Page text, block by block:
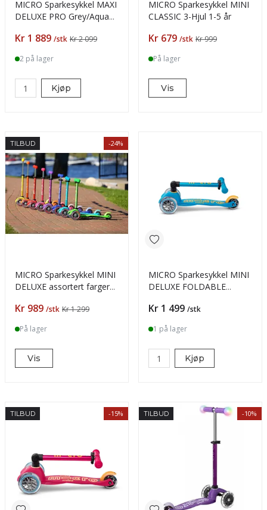
MICRO Sparkesykkel MAXI
DELUXE PRO Grey/Aqua
Pris
Kr 1 889 /stk Kr 2 099
2 på lager
Kjøp
MICRO Sparkesykkel MINI
CLASSIC 3-Hjul 1-5 år
Pris
Kr 679 /stk Kr 999
På lager
Vis
TILBUD -24%
MICRO Sparkesykkel MINI
DELUXE assortert farger
Pris
Kr 989 /stk Kr 1 299
På lager
Vis
MICRO Sparkesykkel MINI
DELUXE FOLDABLE
Pris
Kr 1 499 /stk
1 på lager
Kjøp
TILBUD -15% TILBUD -10%